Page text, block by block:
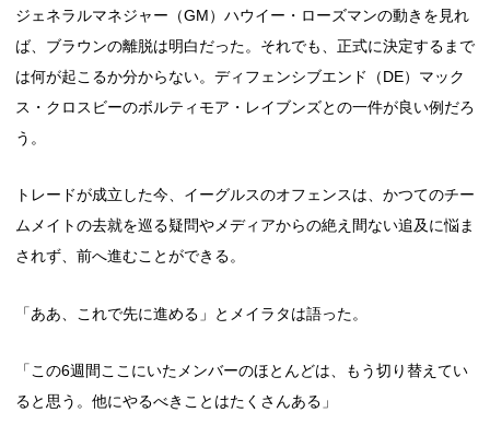
ジェネラルマネジャー（GM）ハウイー・ローズマンの動きを見れ
ば、ブラウンの離脱は明白だった。それでも、正式に決定するまで
は何が起こるか分からない。ディフェンシブエンド（DE）マック
ス・クロスビーのボルティモア・レイブンズとの一件が良い例だろ
う。
トレードが成立した今、イーグルスのオフェンスは、かつてのチー
ムメイトの去就を巡る疑問やメディアからの絶え間ない追及に悩ま
されず、前へ進むことができる。
「ああ、これで先に進める」とメイラタは語った。
「この6週間ここにいたメンバーのほとんどは、もう切り替えてい
ると思う。他にやるべきことはたくさんある」